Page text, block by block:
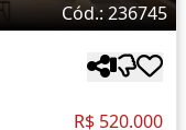
Cód.: 236745
R$ 520.000